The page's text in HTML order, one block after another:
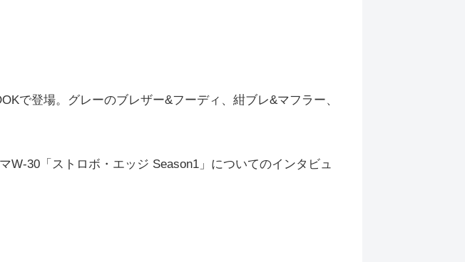
で登場。グレーのブレザー&フーディ、紺ブレ&マフラー、
W-30「ストロボ・エッジ Season1」についてのインタビュ